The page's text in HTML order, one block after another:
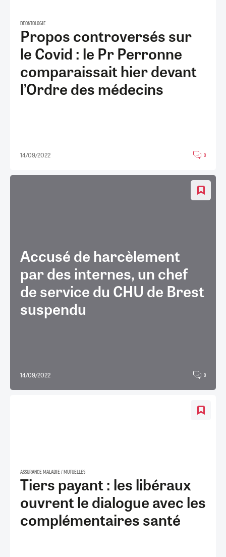
DÉONTOLOGIE
Propos controversés sur
le Covid : le Pr Perronne
comparaissait hier devant
l’Ordre des médecins
14/09/2022 0
Accusé de harcèlement
par des internes, un chef
de service du CHU de Brest
suspendu
14/09/2022 0
ASSURANCE MALADIE / MUTUELLES
Tiers payant : les libéraux
ouvrent le dialogue avec les
complémentaires santé